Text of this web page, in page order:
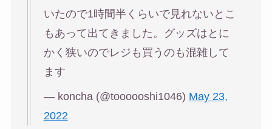
いたので1時間半くらいで見れないとこ
もあって出てきました。グッズはとに
かく狭いのでレジも買うのも混雑して
ます
— koncha (@toooooshi1046) May 23,
2022